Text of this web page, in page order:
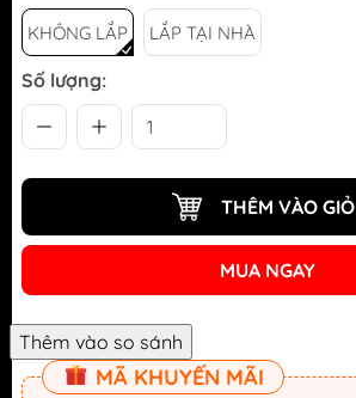
KHÔNG LẮP LẮP TẠI NHÀ
Số lượng:
THÊM VÀO GIỎ
MUA NGAY
MÃ KHUYẾN MÃI